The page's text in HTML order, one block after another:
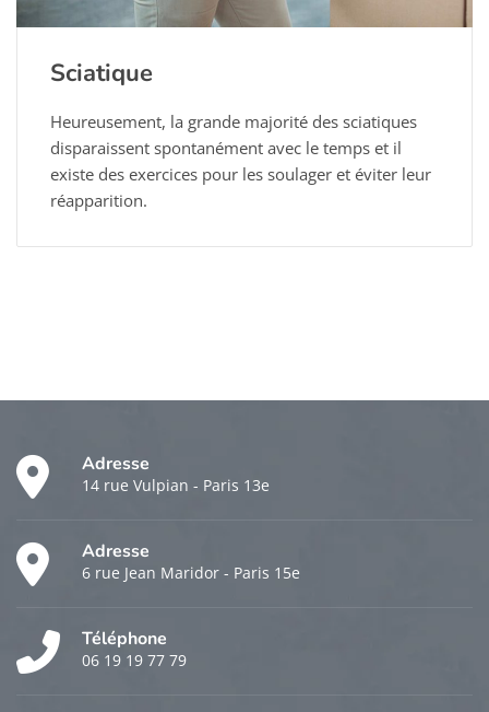
Sciatique
Heureusement, la grande majorité des sciatiques
disparaissent spontanément avec le temps et il
existe des exercices pour les soulager et éviter leur
réapparition.
Adresse
14 rue Vulpian - Paris 13e
Adresse
6 rue Jean Maridor - Paris 15e
Téléphone
06 19 19 77 79